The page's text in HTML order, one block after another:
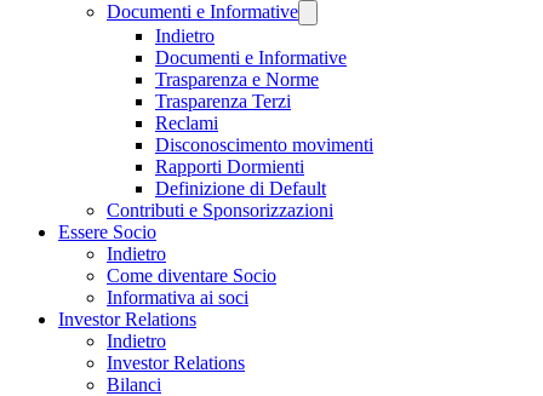
Documenti e Informative
Indietro
Documenti e Informative
Trasparenza e Norme
Trasparenza Terzi
Reclami
Disconoscimento movimenti
Rapporti Dormienti
Definizione di Default
Contributi e Sponsorizzazioni
Essere Socio
Indietro
Come diventare Socio
Informativa ai soci
Investor Relations
Indietro
Investor Relations
Bilanci